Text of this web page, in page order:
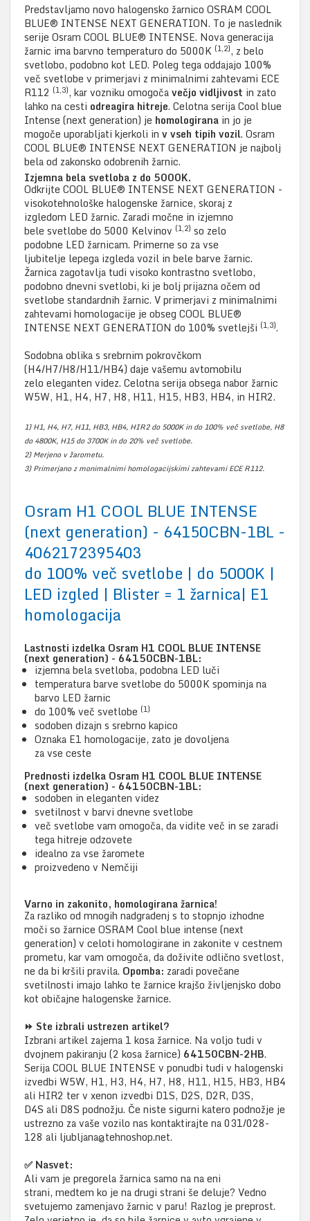
Predstavljamo novo halogensko žarnico OSRAM COOL
BLUE® INTENSE NEXT GENERATION. To je naslednik
serije Osram COOL BLUE® INTENSE. Nova generacija
žarnic ima barvno temperaturo do 5000K (1,2), z belo
svetlobo, podobno kot LED. Poleg tega oddajajo 100%
več svetlobe v primerjavi z minimalnimi zahtevami ECE
R112 (1,3), kar vozniku omogočavečjo vidljivost in zato
lahko na cesti odreagira hitreje. Celotna serija Cool blue
Intense (next generation) je homologirana in jo je
mogoče uporabljati kjerkoli in v vseh tipih vozil. Osram
COOL BLUE® INTENSE NEXT GENERATION je najbolj
bela od zakonsko odobrenih žarnic.
Izjemna bela svetloba z do 5000K.
Odkrijte COOL BLUE® INTENSE NEXT GENERATION -
visokotehnološke halogenske žarnice, skoraj z
izgledom LED žarnic. Zaradi močne in izjemno
bele svetlobe do 5000 Kelvinov (1,2) so zelo
podobne LED žarnicam. Primerne so za vse
ljubitelje lepega izgleda vozil in bele barve žarnic.
Žarnica zagotavlja tudi visoko kontrastno svetlobo,
podobno dnevni svetlobi, ki je bolj prijazna očem od
svetlobe standardnih žarnic. V primerjavi z minimalnimi
zahtevami homologacije je obseg COOL BLUE®
INTENSE NEXT GENERATION do 100% svetlejši (1,3).
Sodobna oblika s srebrnim pokrovčkom
(H4/H7/H8/H11/HB4) daje vašemu avtomobilu
zelo eleganten videz. Celotna serija obsega nabor žarnic
W5W, H1, H4, H7, H8, H11, H15, HB3, HB4, in HIR2.
1) H1, H4, H7, H11, HB3, HB4, HIR2 do 5000K in do 100% več svetlobe, H8
do 4800K, H15 do 3700K in do 20% več svetlobe.
2) Merjeno v žarometu.
3) Primerjano z monimalnimi homologacijskimi zahtevami ECE R112.
Osram H1 COOL BLUE INTENSE
(next generation) - 64150CBN-1BL -
4062172395403
do 100% več svetlobe | do 5000K |
LED izgled | Blister = 1 žarnica| E1
homologacija
Lastnosti izdelka Osram H1 COOL BLUE INTENSE
(next generation) - 64150CBN-1BL:
izjemna bela svetloba, podobna LED luči
temperatura barve svetlobe do 5000K spominja na
barvo LED žarnic
do 100% več svetlobe (1)
sodoben dizajn s srebrno kapico
Oznaka E1 homologacije, zato je dovoljena
za vse ceste
Prednosti izdelka Osram H1 COOL BLUE INTENSE
(next generation) - 64150CBN-1BL:
sodoben in eleganten videz
svetilnost v barvi dnevne svetlobe
več svetlobe vam omogoča, da vidite več in se zaradi
tega hitreje odzovete
idealno za vse žaromete
proizvedeno v Nemčiji
Varno in zakonito, homologirana žarnica!
Za razliko od mnogih nadgradenj s to stopnjo izhodne
moči so žarnice OSRAM Cool blue intense (next
generation) v celoti homologirane in zakonite v cestnem
prometu, kar vam omogoča, da doživite odlično svetlost,
ne da bi kršili pravila. Opomba: zaradi povečane
svetilnosti imajo lahko te žarnice krajšo življenjsko dobo
kot običajne halogenske žarnice.
⏩ Ste izbrali ustrezen artikel?
Izbrani artikel zajema 1 kosa žarnice. Na voljo tudi v
dvojnem pakiranju (2 kosa žarnice) 64150CBN-2HB.
Serija COOL BLUE INTENSE v ponudbi tudi v halogenski
izvedbi W5W, H1, H3, H4, H7, H8, H11, H15, HB3, HB4
ali HIR2 ter v xenon izvedbi D1S, D2S, D2R, D3S,
D4S ali D8S podnožju. Če niste sigurni katero podnožje je
ustrezno za vaše vozilo nas kontaktirajte na 031/028-
128 ali ljubljana@tehnoshop.net.
✅ Nasvet:
Ali vam je pregorela žarnica samo na na eni
strani, medtem ko je na drugi strani še deluje? Vedno
svetujemo zamenjavo žarnic v paru! Razlog je preprost.